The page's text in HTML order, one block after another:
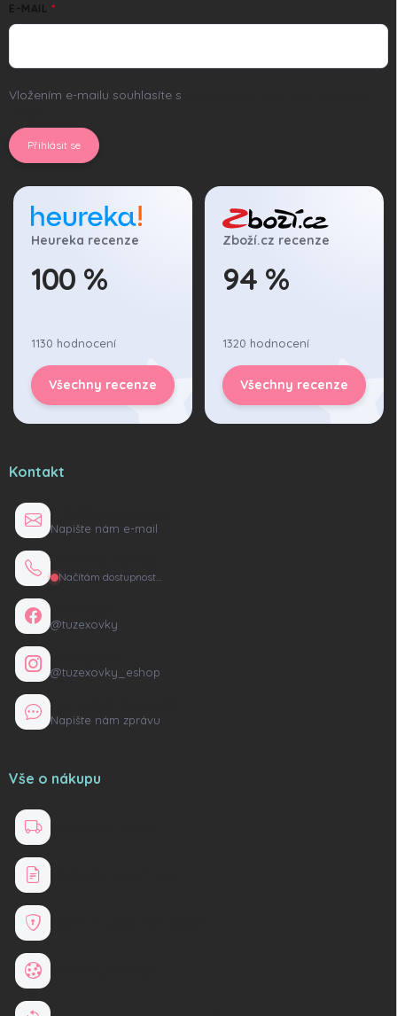
E-MAIL
Vložením e-mailu souhlasíte s
Přihlásit se
Heureka recenze
100 %
1130 hodnocení
Všechny recenze
Zboží.cz recenze
94 %
1320 hodnocení
Všechny recenze
Kontakt
Napište nám e-mail
Načítám dostupnost…
@tuzexovky
@tuzexovky_eshop
Napište nám zprávu
Vše o nákupu